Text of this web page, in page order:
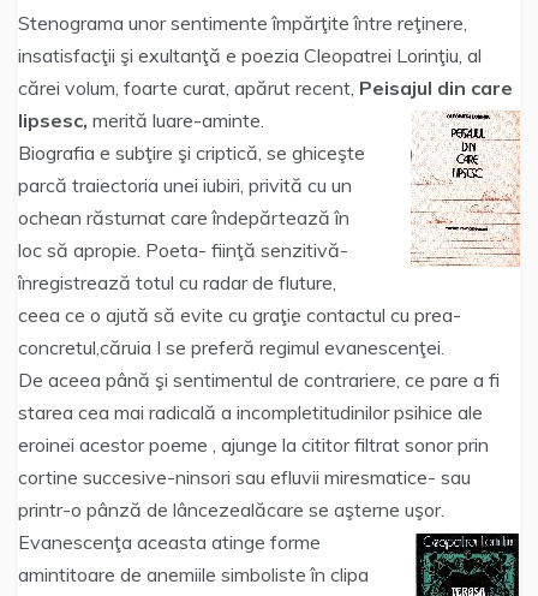
Stenograma unor sentimente împărţite între reţinere,
insatisfacţii şi exultanţă e poezia Cleopatrei Lorinţiu, al
cărei volum, foarte curat, apărut recent, Peisajul din care
lipsesc, merită luare-aminte.
Biografia e subţire şi criptică, se ghiceşte
parcă traiectoria unei iubiri, privită cu un
ochean răsturnat care îndepărtează în
loc să apropie. Poeta- fiinţă senzitivă-
înregistrează totul cu radar de fluture,
ceea ce o ajută să evite cu graţie contactul cu prea-
concretul,căruia I se preferă regimul evanescenţei.
De aceea până şi sentimentul de contrariere, ce pare a fi
starea cea mai radicală a incompletitudinilor psihice ale
eroinei acestor poeme , ajunge la cititor filtrat sonor prin
cortine succesive-ninsori sau efluvii miresmatice- sau
printr-o pânză de lâncezealăcare se aşterne uşor.
Evanescenţa aceasta atinge forme
amintitoare de anemiile simboliste în clipa